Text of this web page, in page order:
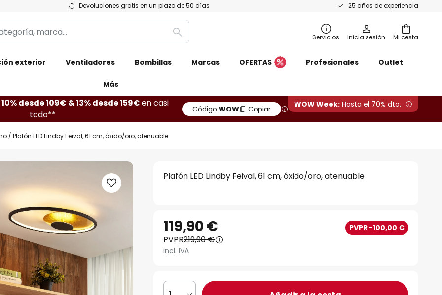
Devoluciones gratis en un plazo de 50 días 25 años de experiencia
Mi cesta
Buscar Servicios Inicia sesión
exterior Ventiladores Bombillas Marcas OFERTAS Profesionales Outlet
Más
10% desde 109€ & 13% desde 159€en casi
todo**
Código:WOW Copiar WOW Week: Hasta el 70% dto.
Plafón LED Lindby Feival, 61 cm, óxido/oro, atenuable
Plafón LED Lindby Feival, 61 cm, óxido/oro, atenuable
119,90 € PVPR -100,00 €
PVPR219,90 €
incl. IVA